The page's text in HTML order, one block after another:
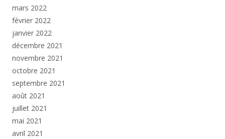
mars 2022
février 2022
janvier 2022
décembre 2021
novembre 2021
octobre 2021
septembre 2021
août 2021
juillet 2021
mai 2021
avril 2021